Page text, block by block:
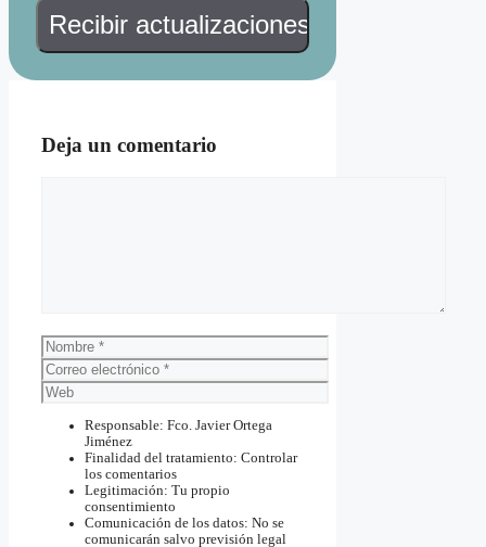
Deja un comentario
Nombre
Correo
electrónico
Web
Responsable: Fco. Javier Ortega
Jiménez
Finalidad del tratamiento: Controlar
los comentarios
Legitimación: Tu propio
consentimiento
Comunicación de los datos: No se
comunicarán salvo previsión legal